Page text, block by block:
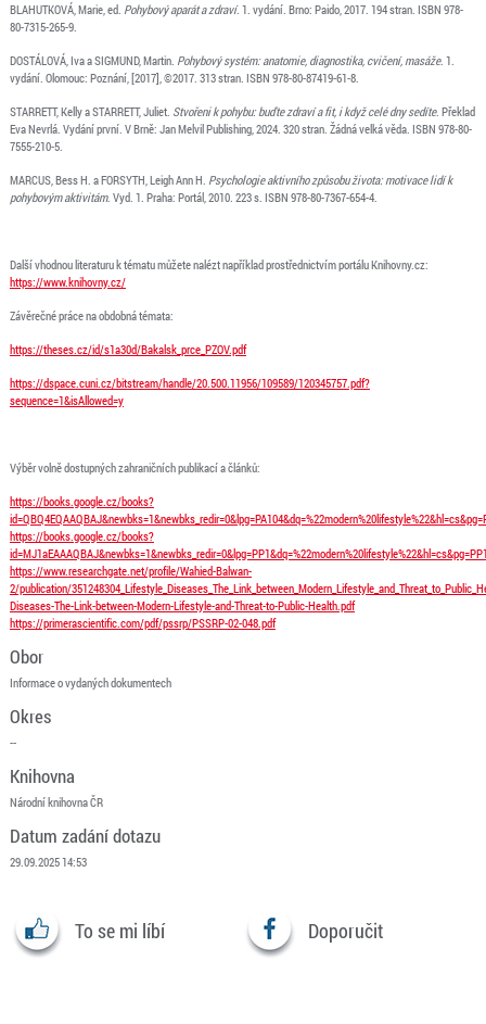
BLAHUTKOVÁ, Marie, ed. Pohybový aparát a zdraví. 1. vydání. Brno: Paido, 2017. 194 stran. ISBN 978-
80-7315-265-9.
DOSTÁLOVÁ, Iva a SIGMUND, Martin. Pohybový systém: anatomie, diagnostika, cvičení, masáže. 1.
vydání. Olomouc: Poznání, [2017], ©2017. 313 stran. ISBN 978-80-87419-61-8.
STARRETT, Kelly a STARRETT, Juliet. Stvořeni k pohybu: buďte zdraví a fit, i když celé dny sedíte. Překlad
Eva Nevrlá. Vydání první. V Brně: Jan Melvil Publishing, 2024. 320 stran. Žádná velká věda. ISBN 978-80-
7555-210-5.
MARCUS, Bess H. a FORSYTH, Leigh Ann H. Psychologie aktivního způsobu života: motivace lidí k
pohybovým aktivitám. Vyd. 1. Praha: Portál, 2010. 223 s. ISBN 978-80-7367-654-4.
Další vhodnou literaturu k tématu můžete nalézt například prostřednictvím portálu Knihovny.cz:
https://www.knihovny.cz/
Závěrečné práce na obdobná témata:
https://theses.cz/id/s1a30d/Bakalsk_prce_PZOV.pdf
https://dspace.cuni.cz/bitstream/handle/20.500.11956/109589/120345757.pdf?
sequence=1&isAllowed=y
Výběr volně dostupných zahraničních publikací a článků:
https://books.google.cz/books?
https://books.google.cz/books?
https://www.researchgate.net/profile/Wahied-Balwan-
2/publication/
Diseases-The-Link-between-Modern-Lifestyle-and-Threat-to-Public-Health.pdf
https://primerascientific.com/pdf/pssrp/PSSRP-02-048.pdf
Obor
Informace o vydaných dokumentech
Okres
--
Knihovna
Národní knihovna ČR
Datum zadání dotazu
29.09.2025 14:53
To se mi líbí Doporučit